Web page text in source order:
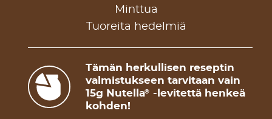
Minttua
Tuoreita hedelmiä
Tämän herkullisen reseptin
valmistukseen tarvitaan vain
15g Nutella®
-levitettä henkeä
kohden!